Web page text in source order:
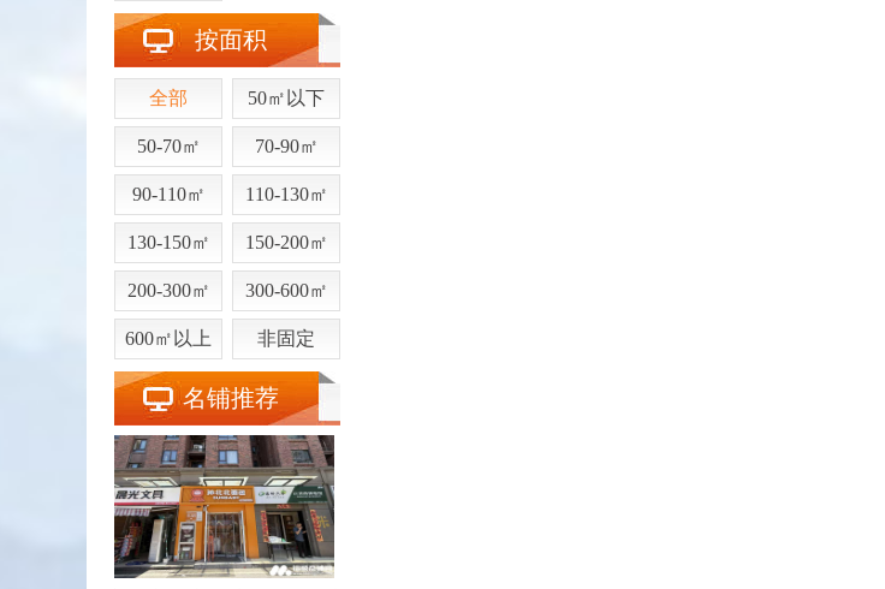
按面积
全部 50㎡以下
50-70㎡ 70-90㎡
90-110㎡ 110-130㎡
130-150㎡ 150-200㎡
200-300㎡ 300-600㎡
600㎡以上 非固定
名铺推荐